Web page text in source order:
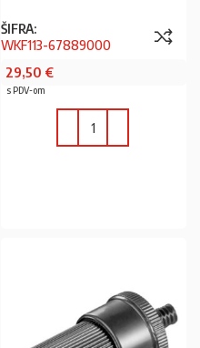
ŠIFRA:
WKF113-67889000
29,50 €
s PDV-om